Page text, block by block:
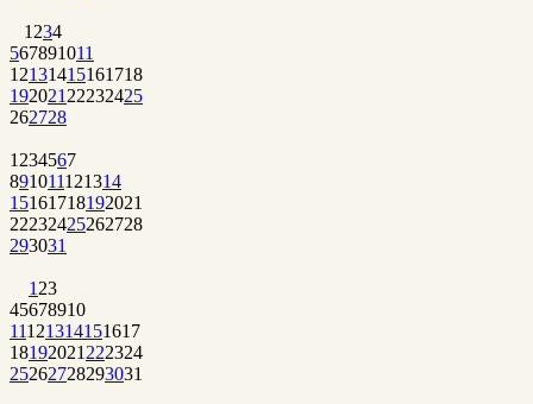
1 234
567891011
12131415161718
192021 22232425
262728
1 234567
891011121314
15161718192021
22232425262728
293031
1 23
45678910
11121314151617
18192021 222324
25262728293031